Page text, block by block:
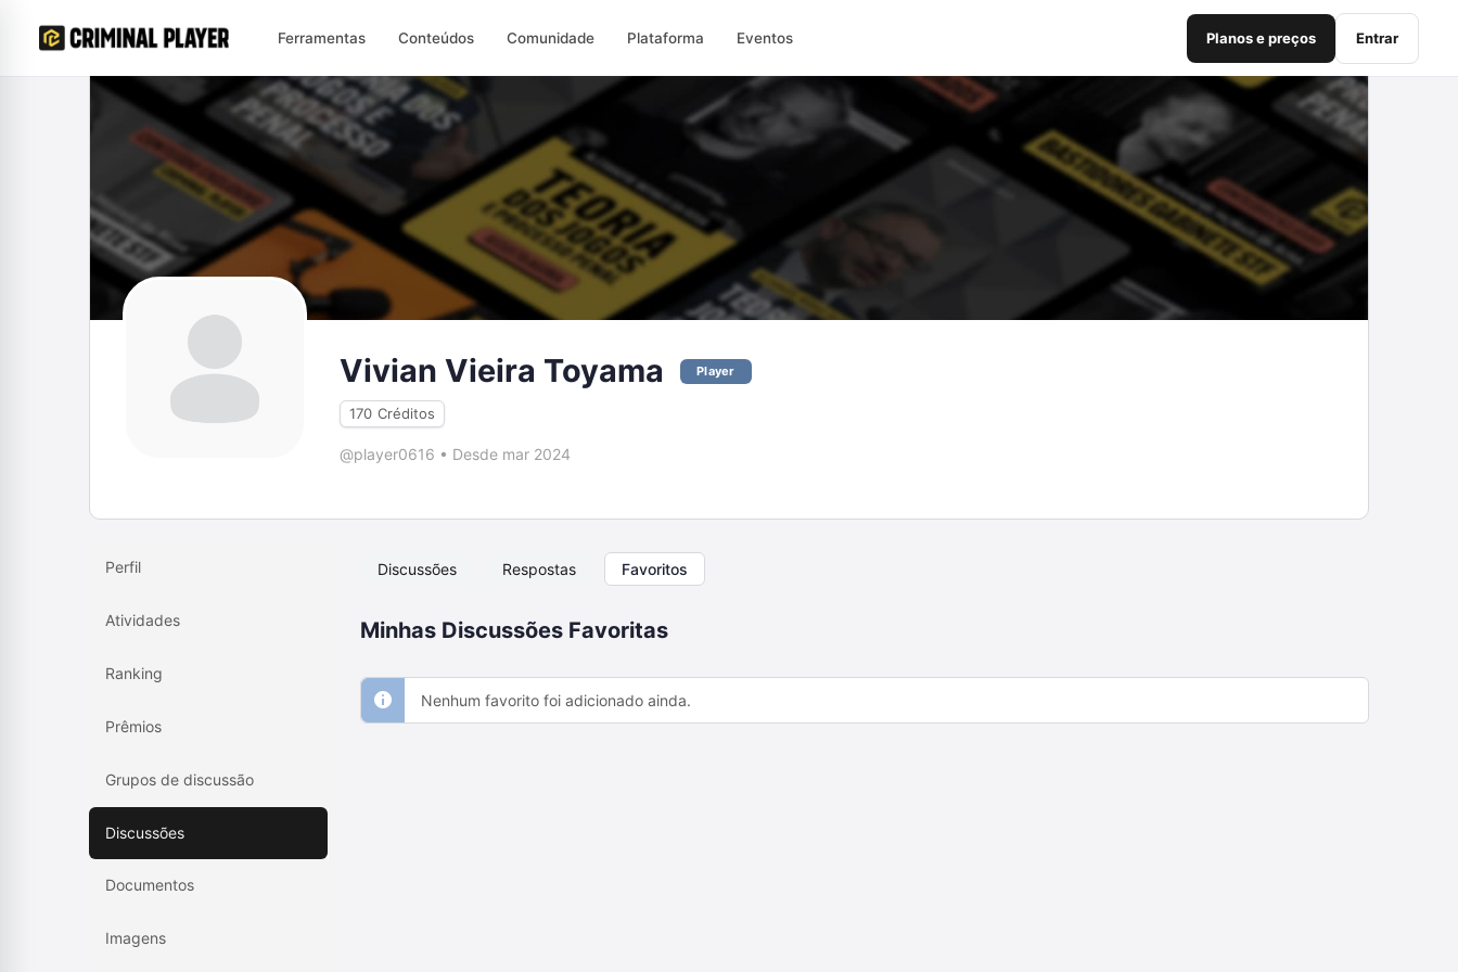
Ferramentas Conteúdos Comunidade Plataforma Eventos Planos e preços Entrar
Vivian Vieira Toyama Player
170 Créditos
@player0616 • Desde mar 2024
Perfil
Atividades
Ranking
Prêmios
Grupos de discussão
Discussões
Documentos
Imagens
Discussões Respostas Favoritos
Minhas Discussões Favoritas
Nenhum favorito foi adicionado ainda.